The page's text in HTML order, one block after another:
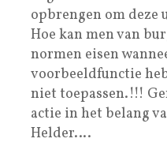
opbrengen om deze
Hoe kan men van
normen eisen
voorbeeldfunctie
niet toepassen.!!!
actie in het belang
Helder….